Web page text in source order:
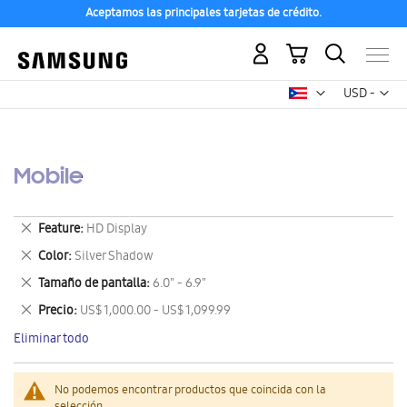
Aceptamos las principales tarjetas de crédito.
USD -
dólar
Mi carrito
Mobile
No podemos encontrar productos que coincida con la
Feature HD Display
Eliminar
este
artículo
Color Silver Shadow
Eliminar
este
artículo
Tamaño de pantalla 6.0" - 6.9"
Eliminar
este
artículo
Precio US$ 1,000.00 - US$ 1,099.99
Eliminar
este
artículo
Eliminar todo